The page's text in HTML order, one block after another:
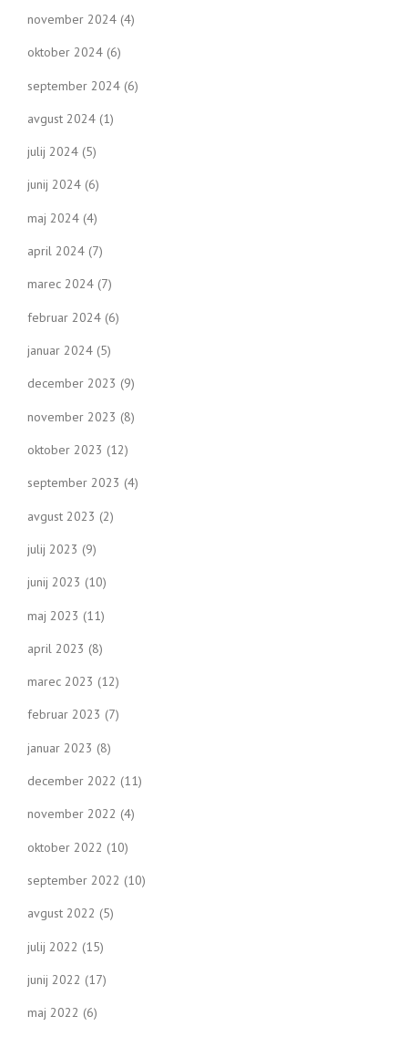
november 2024 (4)
oktober 2024 (6)
september 2024 (6)
avgust 2024 (1)
julij 2024 (5)
junij 2024 (6)
maj 2024 (4)
april 2024 (7)
marec 2024 (7)
februar 2024 (6)
januar 2024 (5)
december 2023 (9)
november 2023 (8)
oktober 2023 (12)
september 2023 (4)
avgust 2023 (2)
julij 2023 (9)
junij 2023 (10)
maj 2023 (11)
april 2023 (8)
marec 2023 (12)
februar 2023 (7)
januar 2023 (8)
december 2022 (11)
november 2022 (4)
oktober 2022 (10)
september 2022 (10)
avgust 2022 (5)
julij 2022 (15)
junij 2022 (17)
maj 2022 (6)